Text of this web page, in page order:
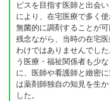
ピスを目指す医師と出会
により、在宅医療で多く
無菌的に調剤することが可
残念ながら、当時の在宅
わけではありませんでし
う医療・福祉関係者も少
に、医師や看護師と緻密
は薬剤師独自の知見を生
した。